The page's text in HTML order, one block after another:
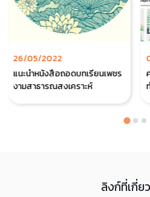
26/05/2022
แนะนำหนังสือถอดบทเรียนเพชร
งามสาธารณสงเคราะห์
ลิงก์ที่เกี่ย